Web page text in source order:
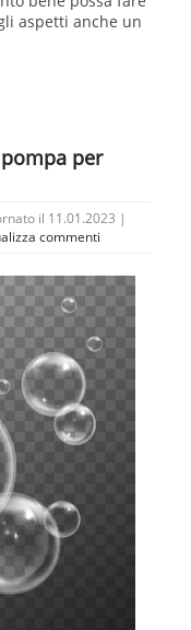
aspetti anche un
per
il 11.01.2023 |
commenti